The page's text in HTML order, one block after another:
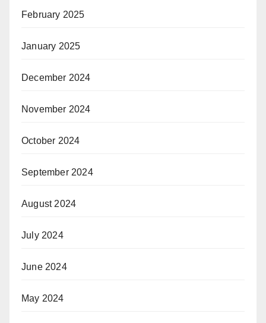
February 2025
January 2025
December 2024
November 2024
October 2024
September 2024
August 2024
July 2024
June 2024
May 2024